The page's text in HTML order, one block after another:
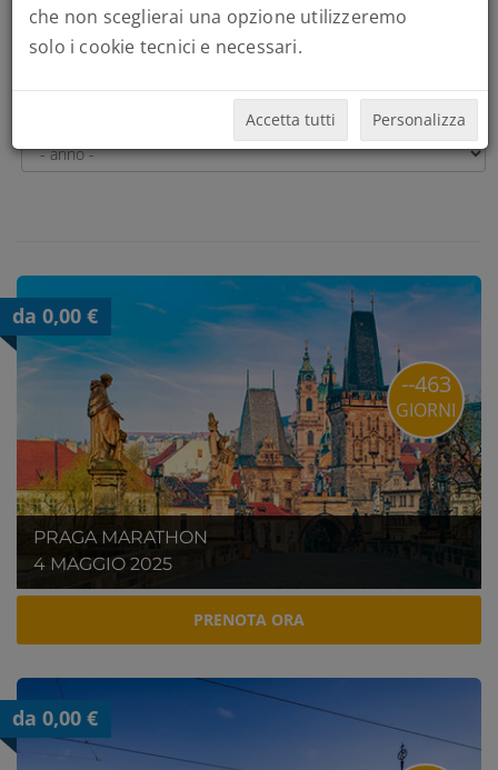
da 0,00 €
PRAGA MARATHON
4 MAGGIO 2025
--463
GIORNI
PRENOTA ORA
da 0,00 €
che non sceglierai una opzione utilizzeremo
solo i cookie tecnici e necessari.
Accetta tutti Personalizza